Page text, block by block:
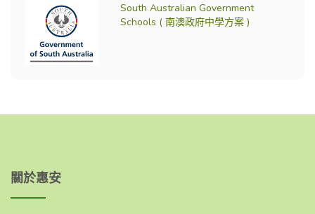
South Australian Government
Schools ( 南澳政府中學方案 )
關於惠安